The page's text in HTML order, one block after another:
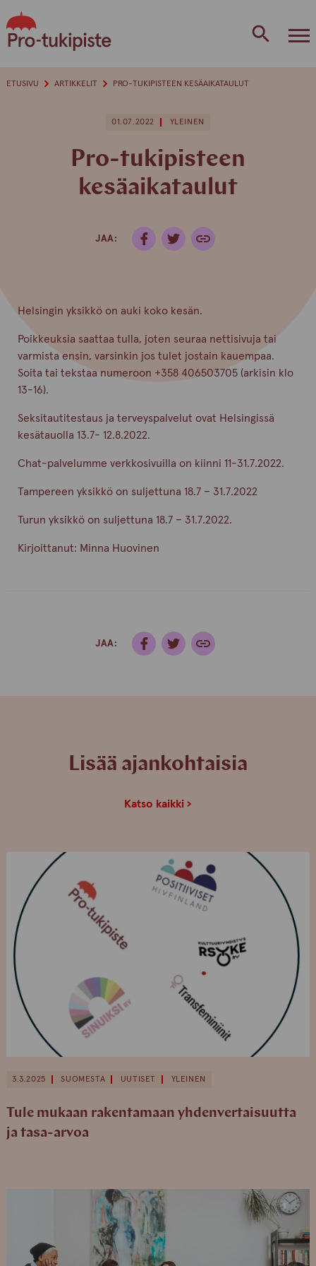
to
content
ETUSIVU ARTIKKELIT PRO-TUKIPISTEEN KESÄAIKATAULUT
01.07.2022 YLEINEN
Pro-tukipisteen
kesäaikataulut
JAA:
Helsingin yksikkö on auki koko kesän.
Poikkeuksia saattaa tulla, joten seuraa nettisivuja tai
varmista ensin, varsinkin jos tulet jostain kauempaa.
Soita tai tekstaa numeroon +358 406503705 (arkisin klo
13-16).
Seksitautitestaus ja terveyspalvelut ovat Helsingissä
kesätauolla 13.7- 12.8.2022.
Chat-palvelumme verkkosivuilla on kiinni 11-31.7.2022.
Tampereen yksikkö on suljettuna 18.7 – 31.7.2022
Turun yksikkö on suljettuna 18.7 – 31.7.2022.
Kirjoittanut: Minna Huovinen
JAA:
Lisää ajankohtaisia
Katso kaikki ›
3.3.2025 SUOMESTA UUTISET YLEINEN
Tule mukaan rakentamaan yhdenvertaisuutta
ja tasa-arvoa